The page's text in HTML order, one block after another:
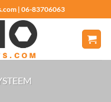
| 06-83706063